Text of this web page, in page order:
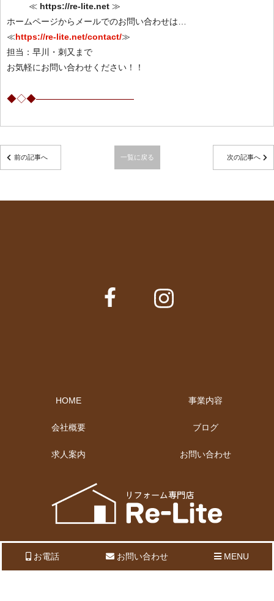
≪ https://re-lite.net ≫
ホームページからメールでのお問い合わせは…
≪https://re-lite.net/contact/≫
担当：早川・刺又まで
お気軽にお問い合わせください！！
◆◇◆——————————
前の記事へ 一覧に戻る 次の記事へ
HOME 事業内容
会社概要 ブログ
求人案内 お問い合わせ
大阪府豊中市庄内西町4-24-16-1F
お電話 お問い合わせ MENU